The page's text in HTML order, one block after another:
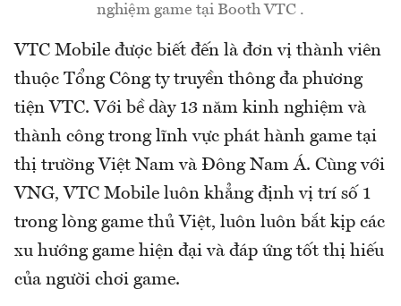
nghiệm game tại Booth VTC .
VTC Mobile được biết đến là đơn vị thành viên
thuộc Tổng Công ty truyền thông đa phương
tiện VTC. Với bề dày 13 năm kinh nghiệm và
thành công trong lĩnh vực phát hành game tại
thị trường Việt Nam và Đông Nam Á. Cùng với
VNG, VTC Mobile luôn khẳng định vị trí số 1
trong lòng game thủ Việt, luôn luôn bắt kịp các
xu hướng game hiện đại và đáp ứng tốt thị hiếu
của người chơi game.